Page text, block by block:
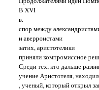
В XVI
в.
спор между
и аверроистами
затих, аристотелики
приняли компромиссное
Среди тех, кто дальше
учение Аристотеля,
, ученый, который открыл